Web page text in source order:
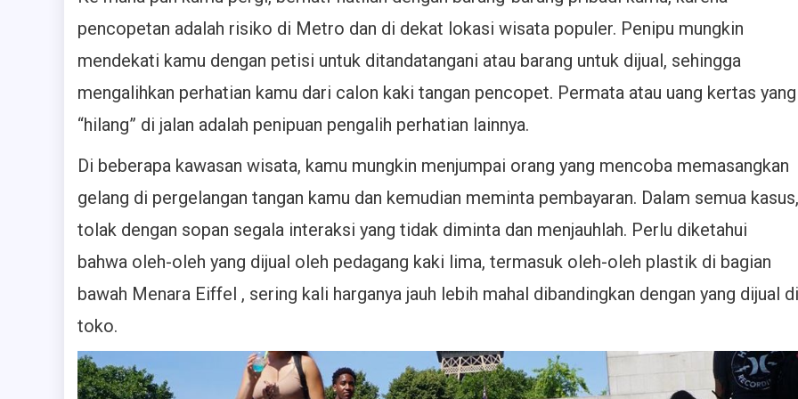
pencopetan adalah risiko di Metro dan di dekat lokasi wisata populer. Penipu mungkin
mendekati kamu dengan petisi untuk ditandatangani atau barang untuk dijual, sehingga
mengalihkan perhatian kamu dari calon kaki tangan pencopet. Permata atau uang kertas yang
“hilang” di jalan adalah penipuan pengalih perhatian lainnya.
Di beberapa kawasan wisata, kamu mungkin menjumpai orang yang mencoba memasangkan
gelang di pergelangan tangan kamu dan kemudian meminta pembayaran. Dalam semua kasus,
tolak dengan sopan segala interaksi yang tidak diminta dan menjauhlah. Perlu diketahui
bahwa oleh-oleh yang dijual oleh pedagang kaki lima, termasuk oleh-oleh plastik di bagian
bawah Menara Eiffel , sering kali harganya jauh lebih mahal dibandingkan dengan yang dijual di
toko.